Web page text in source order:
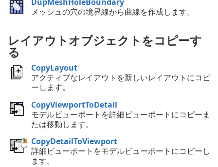
メッシュの穴の境界線から曲線を作成します。
レイアウトオブジェクトをコピーす
る
CopyLayout
アクティブなレイアウトを新しいレイアウトにコピ
ーします。
CopyViewportToDetail
モデルビューポートを詳細ビューポートにコピーま
たは移動します。
CopyDetailToViewport
詳細ビューポートをモデルビューポートにコピーし
ます。